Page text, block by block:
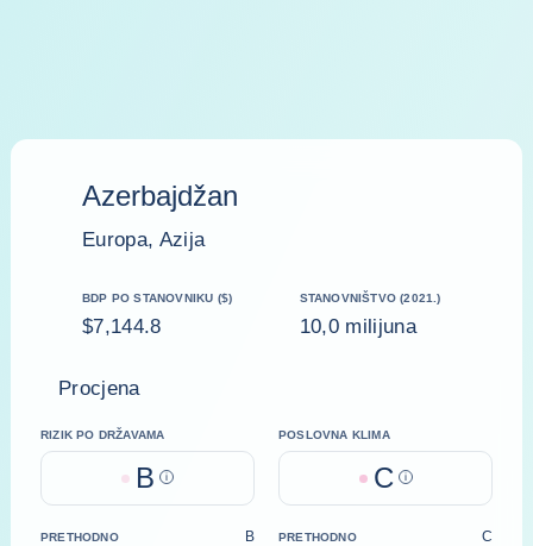
Azerbajdžan
Europa, Azija
BDP PO STANOVNIKU ($)
$7,144.8
STANOVNIŠTVO (2021.)
10,0 milijuna
Procjena
RIZIK PO DRŽAVAMA
B Help
POSLOVNA KLIMA
C Help
PRETHODNO B PRETHODNO C